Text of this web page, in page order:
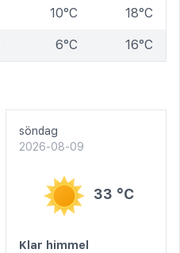
10°C 18°C
6°C 16°C
söndag
2026-08-09
33 °C
Klar himmel